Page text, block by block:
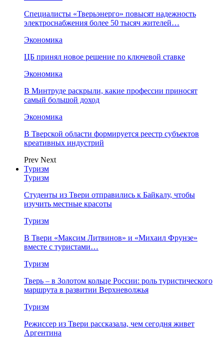
Специалисты «Тверьэнерго» повысят надежность
электроснабжения более 50 тысяч жителей…
Экономика
ЦБ принял новое решение по ключевой ставке
Экономика
В Минтруде раскрыли, какие профессии приносят
самый большой доход
Экономика
В Тверской области формируется реестр субъектов
креативных индустрий
Prev Next
Туризм
Туризм
Студенты из Твери отправились к Байкалу, чтобы
изучить местные красоты
Туризм
В Твери «Максим Литвинов» и «Михаил Фрунзе»
вместе с туристами…
Туризм
Тверь – в Золотом кольце России: роль туристического
маршрута в развитии Верхневолжья
Туризм
Режиссер из Твери рассказала, чем сегодня живет
Аргентина